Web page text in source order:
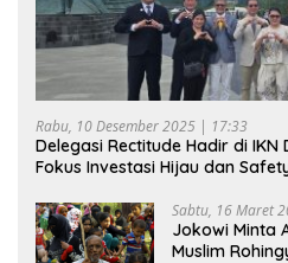
Rabu, 10 Desember 2025 | 17:33
Delegasi Rectitude Hadir di IKN
Fokus Investasi Hijau dan
Sabtu, 16 Maret
Jokowi Minta
Muslim